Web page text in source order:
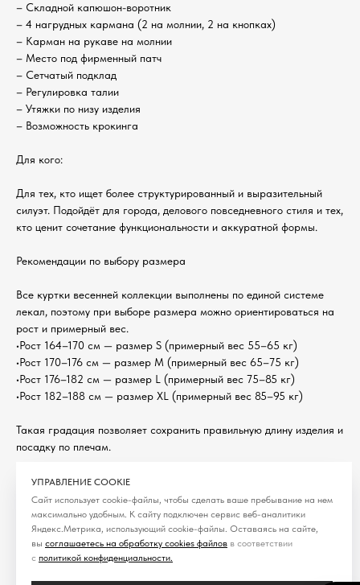
– Складной капюшон-воротник
– 4 нагрудных кармана (2 на молнии, 2 на кнопках)
– Карман на рукаве на молнии
– Место под фирменный патч
– Сетчатый подклад
– Регулировка талии
– Утяжки по низу изделия
– Возможность крокинга
Для кого:
Для тех, кто ищет более структурированный и выразительный
силуэт. Подойдёт для города, делового повседневного стиля и тех,
кто ценит сочетание функциональности и аккуратной формы.
Рекомендации по выбору размера
Все куртки весенней коллекции выполнены по единой системе
лекал, поэтому при выборе размера можно ориентироваться на
рост и примерный вес.
•Рост 164–170 см — размер S (примерный вес 55–65 кг)
•Рост 170–176 см — размер M (примерный вес 65–75 кг)
•Рост 176–182 см — размер L (примерный вес 75–85 кг)
•Рост 182–188 см — размер XL (примерный вес 85–95 кг)
Такая градация позволяет сохранить правильную длину изделия и
посадку по плечам.
Если вы хотите, чтобы куртка сидела более свободно и ближе к
оверсайз-силуэту, можно выбрать размер на один больше.
Категория: Куртка
Сезон: SEASON 11
УПРАВЛЕНИЕ COOKIE
Сайт использует cookie-файлы, чтобы сделать ваше пребывание на нем
максимально удобным. К cайту подключен сервис веб-аналитики
Яндекс.Метрика, использующий cookie-файлы. Оставаясь на сайте,
вы соглашаетесь на обработку cookies файлов в соответствии
с политикой конфиденциальности.